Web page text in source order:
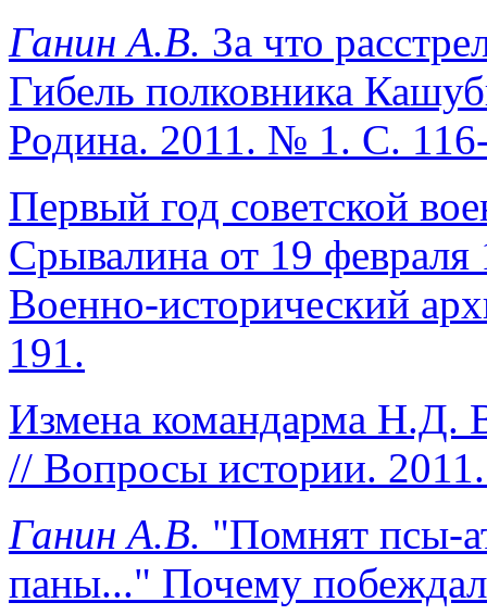
Ганин А.В. За что
Гибель полковника
Родина. 2011. № 1. С.
Первый год советской
Срывалина от 19
Военно-исторический
191.
Измена командарма Н.Д.
// Вопросы истории.
Ганин А.В. "Помнят псы-
паны..." Почему